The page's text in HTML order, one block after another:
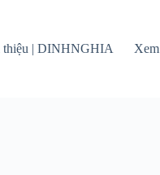
thiệu | DINHNGHIA